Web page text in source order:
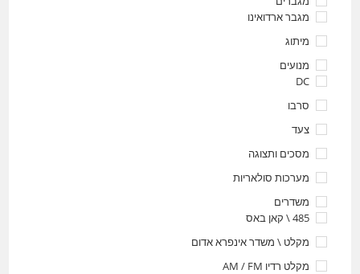
מגבר ארדואינו
מיתוג
מנועים
DC
סרבו
צעד
מסכים ותצוגה
מערכות סולאריות
משדרים
485 \ קאן באס
מקלט \ משדר אינפרא אדום
מקלט רדיו AM / FM